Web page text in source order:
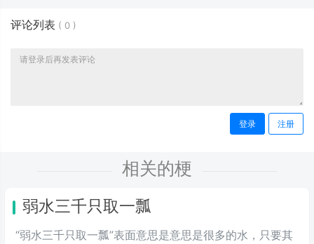
评论列表 ( 0 )
登录 注册
相关的梗
弱水三千只取一瓢
“弱水三千只取一瓢”表面意思是意思是很多的水，只要其